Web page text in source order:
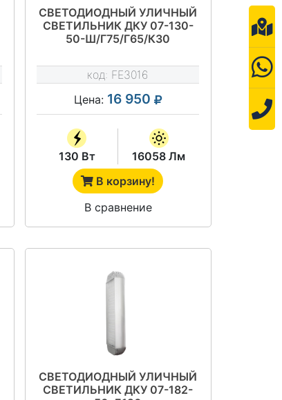
СВЕТОДИОДНЫЙ УЛИЧНЫЙ
СВЕТИЛЬНИК ДКУ 07-130-
50-Ш/Г75/Г65/К30
код: FE3016
Цена: 16 950
130 Вт
16058 Лм
В корзину!
В сравнение
СВЕТОДИОДНЫЙ УЛИЧНЫЙ
СВЕТИЛЬНИК ДКУ 07-182-